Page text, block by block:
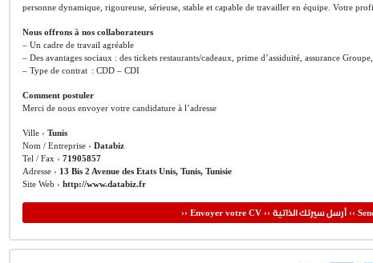
personne dynamique, rigoureuse, sérieuse, stable et capable de travailler en équipe. Votre
Nous offrons à nos collaborateurs
– Un cadre de travail agréable
– Des avantages sociaux : des tickets restaurants/cadeaux, prime d’assiduité, assurance
– Type de contrat : CDD – CDI
Comment postuler
Merci de nous envoyer votre candidature à l’adresse
Ville › Tunis
Nom / Entreprise › Databiz
Tel / Fax › 71905857
Adresse › 13 Bis 2 Avenue des Etats Unis, Tunis, Tunisie
Site Web › http://www.databiz.fr
›› Envoyer votre CV ›› أرسل سيرتك الذاتية‹‹